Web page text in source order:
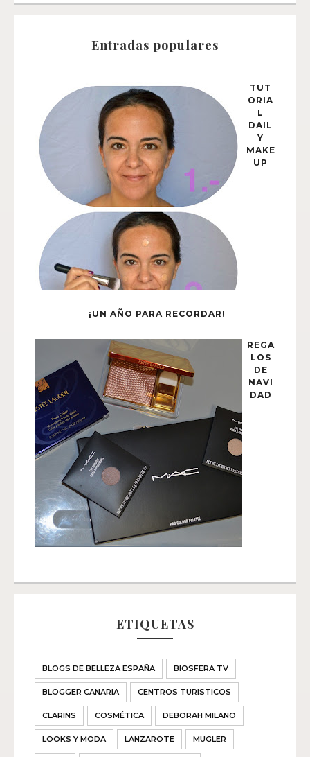
Entradas populares
TUT
ORIA
L
DAIL
Y
MAKE
UP
¡UN AÑO PARA RECORDAR!
REGA
LOS
DE
NAVI
DAD
ETIQUETAS
BLOGS DE BELLEZA ESPAÑA BIOSFERA TV
BLOGGER CANARIA CENTROS TURISTICOS
CLARINS COSMÉTICA DEBORAH MILANO
LOOKS Y MODA LANZAROTE MUGLER